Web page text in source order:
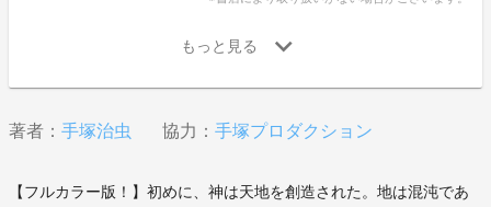
著者： 手塚治虫 協力： 手塚プロダクション
【フルカラー版！】初めに、神は天地を創造された。地は混沌であ